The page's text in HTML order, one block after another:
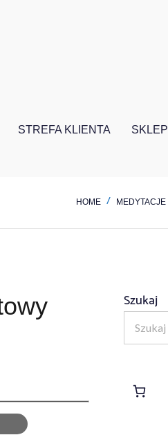
STREFA KLIENTA SKLEP
HOME MEDYTACJE
Szukaj